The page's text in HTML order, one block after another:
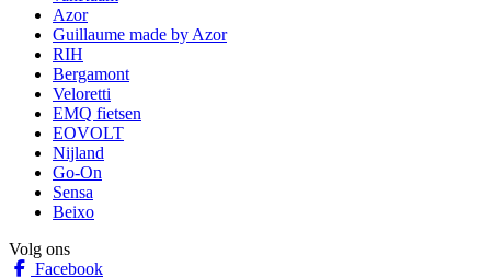
Azor
Guillaume made by Azor
RIH
Bergamont
Veloretti
EMQ fietsen
EOVOLT
Nijland
Go-On
Sensa
Beixo
Volg ons
Facebook